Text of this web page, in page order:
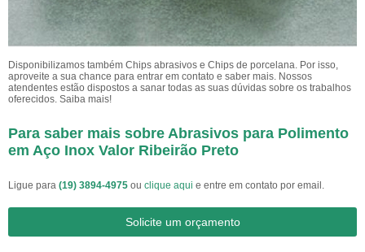
Disponibilizamos também Chips abrasivos e Chips de porcelana. Por isso,
aproveite a sua chance para entrar em contato e saber mais. Nossos
atendentes estão dispostos a sanar todas as suas dúvidas sobre os trabalhos
oferecidos. Saiba mais!
Para saber mais sobre Abrasivos para Polimento
em Aço Inox Valor Ribeirão Preto
Ligue para (19) 3894-4975 ou clique aqui e entre em contato por email.
Solicite um orçamento